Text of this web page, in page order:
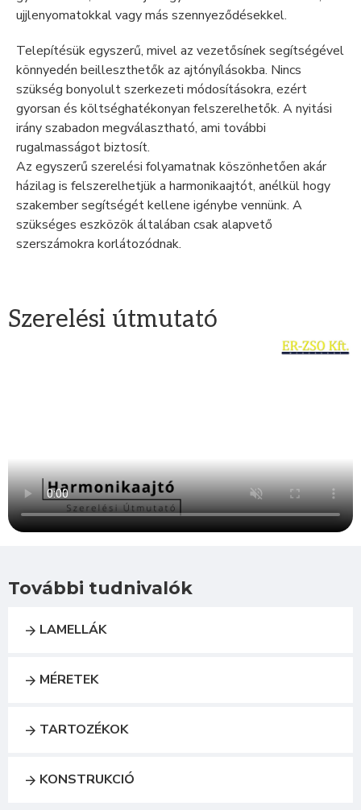
ujjlenyomatokkal vagy más szennyeződésekkel.
Telepítésük egyszerű, mivel az vezetősínek segítségével
könnyedén beilleszthetők az ajtónyílásokba. Nincs
szükség bonyolult szerkezeti módosításokra, ezért
gyorsan és költséghatékonyan felszerelhetők. A nyitási
irány szabadon megválasztható, ami további
rugalmasságot biztosít.
Az egyszerű szerelési folyamatnak köszönhetően akár
házilag is felszerelhetjük a harmonikaajtót, anélkül hogy
szakember segítségét kellene igénybe vennünk. A
szükséges eszközök általában csak alapvető
szerszámokra korlátozódnak.
Szerelési útmutató
További tudnivalók
LAMELLÁK
MÉRETEK
TARTOZÉKOK
KONSTRUKCIÓ